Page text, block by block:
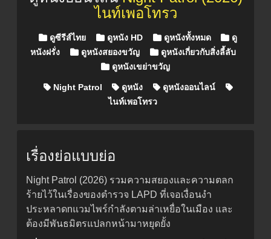
ไนท์เพอโทรว
Posted in
ดูซีรีส์ไทย ดูหนัง HD ดูหนังทั้งหมด
ดู
หนังฝรั่ง
ดูหนังสยองขวัญ
ดูหนังเกี่ยวกับสิ่งลี้ลับ
ดูหนังเขย่าขวัญ
Night Patrol ดูหนัง
ดูหนังออนไลน์
ไนท์เพอโทรว
เรื่องย่อแบบย่อ
Night Patrol (2026) รวมความสยองและความตลก
ร้ายไว้ในเรื่องของตำรวจ LAPD ที่เจอเงื่อนงำ
ประหลาดnแวมไพร์กำลังตามล่าเหยื่อในเมือง และ
ต้องมีพันธมิตรแปลกหน้ามาหยุดยั้ง